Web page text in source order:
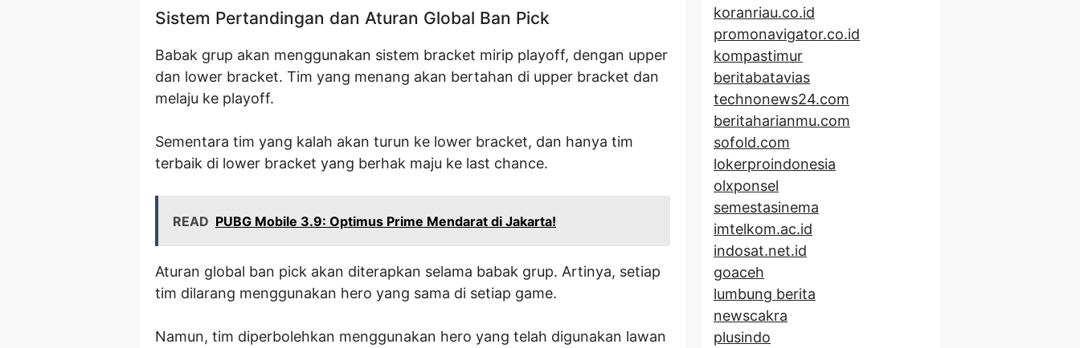
Sistem Pertandingan dan Aturan Global Ban Pick
Babak grup akan menggunakan sistem bracket mirip playoff, dengan upper
dan lower bracket. Tim yang menang akan bertahan di upper bracket dan
melaju ke playoff.
Sementara tim yang kalah akan turun ke lower bracket, dan hanya tim
terbaik di lower bracket yang berhak maju ke last chance.
READ PUBG Mobile 3.9: Optimus Prime Mendarat di Jakarta!
Aturan global ban pick akan diterapkan selama babak grup. Artinya, setiap
tim dilarang menggunakan hero yang sama di setiap game.
Namun, tim diperbolehkan menggunakan hero yang telah digunakan lawan
koranriau.co.id
promonavigator.co.id
kompastimur
beritabatavias
technonews24.com
beritaharianmu.com
sofold.com
lokerproindonesia
olxponsel
semestasinema
imtelkom.ac.id
indosat.net.id
goaceh
lumbung berita
newscakra
plusindo